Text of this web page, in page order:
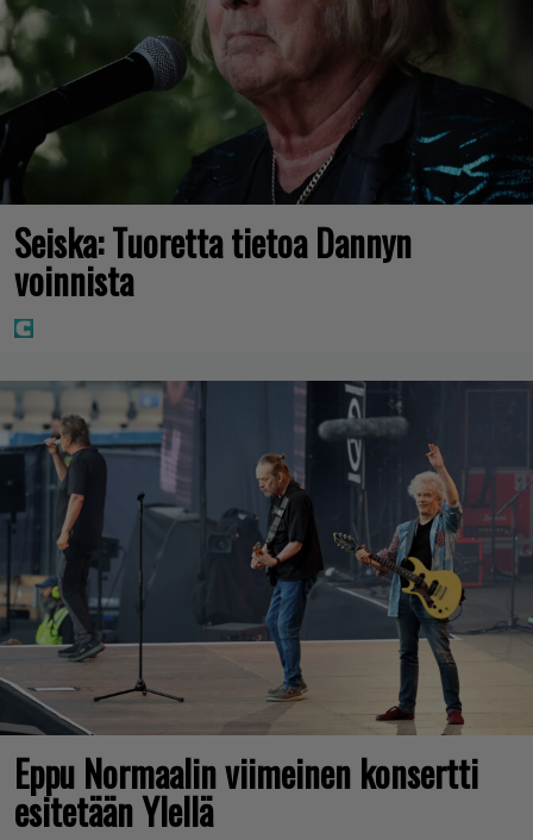
Seiska: Tuoretta tietoa Dannyn
voinnista
Eppu Normaalin viimeinen konsertti
esitetään Ylellä